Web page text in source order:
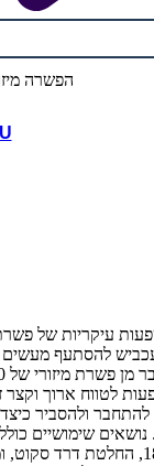
להסתעף מעשים
לטווח ארוך
להתחבר ולהסביר
1850, החלטת דרד